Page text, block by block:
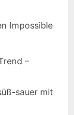
Impossible
–
sauer mit